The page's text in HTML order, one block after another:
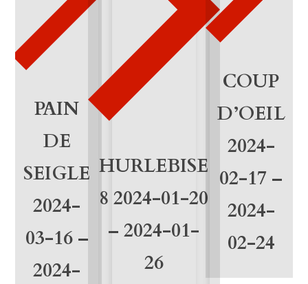
d
PAIN
DE
SEIGLE
2024-
03-16 –
2024-
HURLEBISE
8 2024-01-20
– 2024-01-
26
COUP
D’OEIL
2024-
02-17 –
2024-
02-24